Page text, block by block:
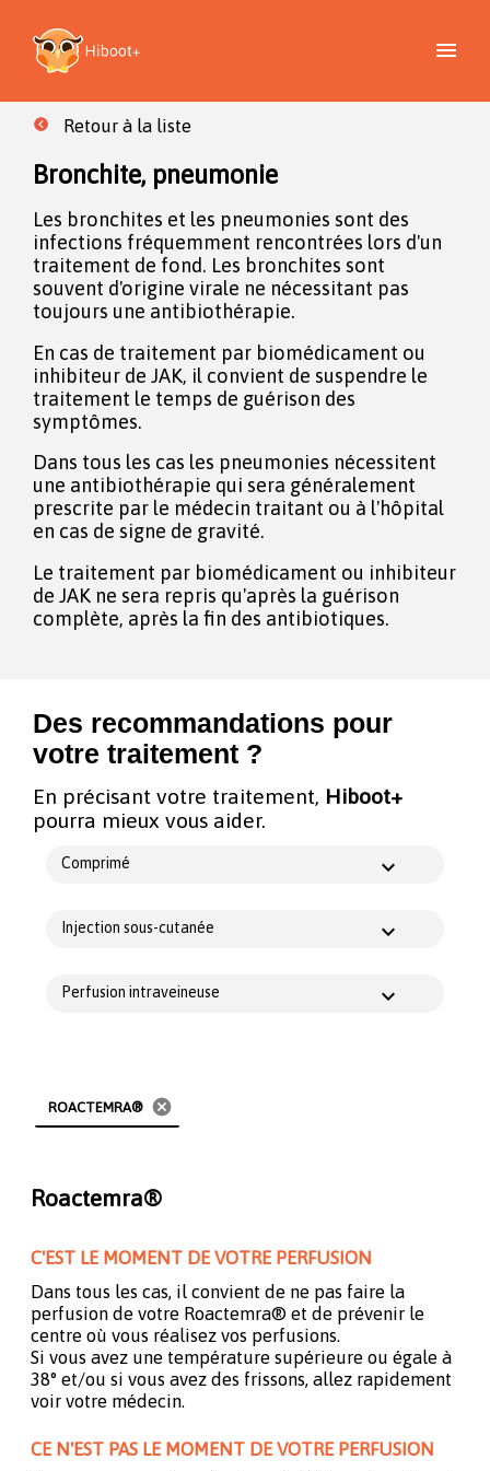
Retour à la liste
Bronchite, pneumonie
Les bronchites et les pneumonies sont des
infections fréquemment rencontrées lors d'un
traitement de fond. Les bronchites sont
souvent d'origine virale ne nécessitant pas
toujours une antibiothérapie.
En cas de traitement par biomédicament ou
inhibiteur de JAK, il convient de suspendre le
traitement le temps de guérison des
symptômes.
Dans tous les cas les pneumonies nécessitent
une antibiothérapie qui sera généralement
prescrite par le médecin traitant ou à l'hôpital
en cas de signe de gravité.
Le traitement par biomédicament ou inhibiteur
de JAK ne sera repris qu'après la guérison
complète, après la fin des antibiotiques.
Des recommandations pour
votre traitement ?
En précisant votre traitement, Hiboot+
pourra mieux vous aider.
Comprimé
Injection sous-cutanée
Perfusion intraveineuse
ROACTEMRA® cancel
Roactemra®
C'EST LE MOMENT DE VOTRE PERFUSION
Dans tous les cas, il convient de ne pas faire la
perfusion de votre Roactemra® et de prévenir le
centre où vous réalisez vos perfusions.
Si vous avez une température supérieure ou égale à
38° et/ou si vous avez des frissons, allez rapidement
voir votre médecin.
CE N'EST PAS LE MOMENT DE VOTRE PERFUSION